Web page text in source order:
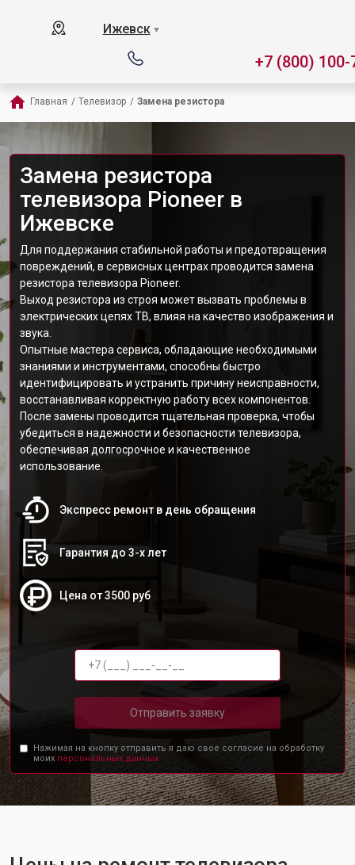
Ижевск ▼
+7 (800) 100-
Главная / Телевизор / Замена резистора
Замена резистора
телевизора Pioneer в
Ижевске
Для поддержания стабильной работы и предотвращения
повреждений, в сервисных центрах проводится замена
резистора телевизора Pioneer.
Выход резистора из строя может вызвать проблемы в
электрических цепях ТВ, влияя на качество изображения и
звука.
Опытные мастера сервиса, обладающие необходимыми
знаниями и инструментами, способны быстро
идентифицировать и устранить причину неисправности,
восстанавливая корректную работу всех компонентов.
После замены проводится тщательная проверка, чтобы
убедиться в надежности и безопасности телевизора,
обеспечивая долгосрочное и качественное
использование.
Экспресс ремонт в день обращения
Гарантия до 3-х лет
Цена от 3500 руб
Отправить заявку
Нажимая на кнопку отправить я даю свое согласие на обработку
моих персональных данных.